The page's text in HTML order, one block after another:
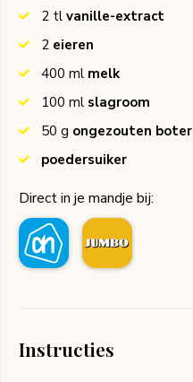
2 tl vanille-extract
2 eieren
400 ml melk
100 ml slagroom
50 g ongezouten boter
poedersuiker
Direct in je mandje bij:
Instructies